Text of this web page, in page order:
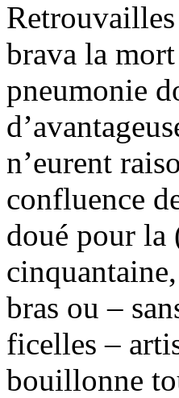
brava la
pneumonie
n’eurent
confluence
doué pour la
bras ou –
ficelles –
bouillonne